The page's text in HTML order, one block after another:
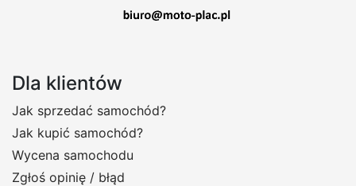
Dla klientów
Jak sprzedać samochód?
Jak kupić samochód?
Wycena samochodu
Zgłoś opinię / błąd